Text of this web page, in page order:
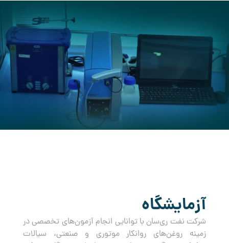
آزمایشگاه
شرکت نفت ری‌سان با توانایی انجام آزمون‌های تخصصی در
زمینه روغن‌های روانکار موتوری و صنعتی، سیالات